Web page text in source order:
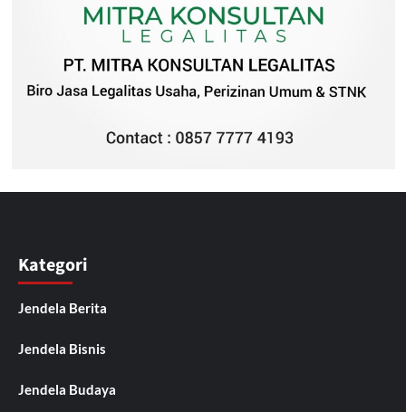
Kategori
Jendela Berita
Jendela Bisnis
Jendela Budaya